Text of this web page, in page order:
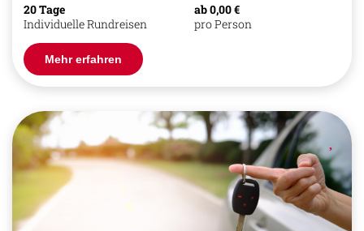
20 Tage
Individuelle Rundreisen
ab 0,00 €
pro Person
Mehr erfahren